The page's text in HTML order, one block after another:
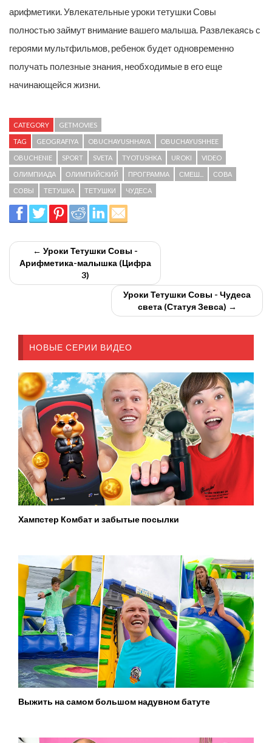
арифметики. Увлекательные уроки тетушки Совы
полностью займут внимание вашего малыша. Развлекаясь с
героями мультфильмов, ребенок будет одновременно
получать полезные знания, необходимые в его еще
начинающейся жизни.
CATEGORY GETMOVIES
TAG GEOGRAFIYA OBUCHAYUSHHAYA OBUCHAYUSHHEE
OBUCHENIE SPORT SVETA TYOTUSHKA UROKI VIDEO
ОЛИМПИАДА ОЛИМПИЙСКИЙ ПРОГРАММА СМЕШ... СОВА
СОВЫ ТЕТУШКА ТЕТУШКИ ЧУДЕСА
← Уроки Тетушки Совы -
Арифметика-малышка (Цифра
3)
Уроки Тетушки Совы - Чудеса
света (Статуя Зевса) →
НОВЫЕ СЕРИИ ВИДЕО
Хампстер Комбат и забытые посылки
Выжить на самом большом надувном батуте